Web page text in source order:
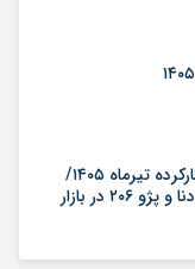
لیست قیمت خودروهای کارکرده تیرماه ۱۴۰۵/
پراید، سمند، شاهین، تیبا، دنا و پژو ۲۰۶ در بازار